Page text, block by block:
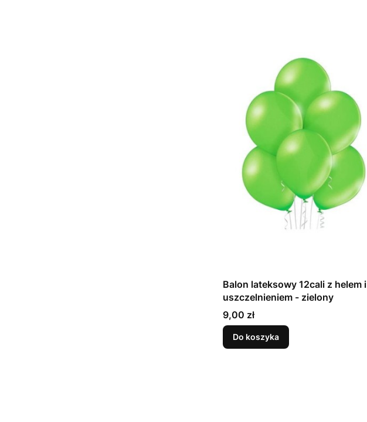
Balon lateksowy 12cali z helem i
uszczelnieniem - zielony
Cena
9,00 zł
Do koszyka